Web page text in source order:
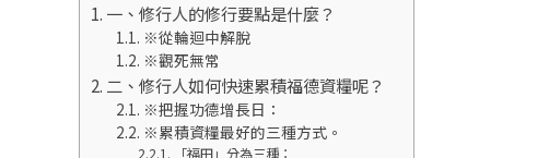
一、修行人的修行要點是什麼？
※從輪迴中解脫
※觀死無常
二、修行人如何快速累積福德資糧呢？
※把握功德增長日：
※累積資糧最好的三種方式。
「福田」分為三種：